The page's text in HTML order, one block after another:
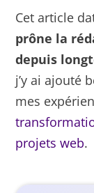
Cet article
prône la
depuis
j’y ai ajouté
mes
projets web.